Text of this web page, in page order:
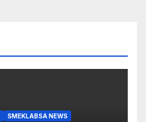
SMEKLABSA NEWS